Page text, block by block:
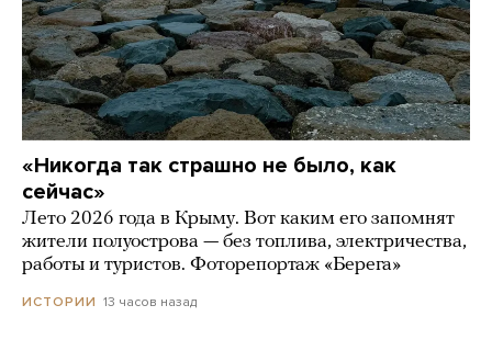
«Никогда так страшно не было, как
сейчас»
Лето 2026 года в Крыму. Вот каким его запомнят
жители полуострова — без топлива, электричества,
работы и туристов. Фоторепортаж «Берега»
ИСТОРИИ 13 часов назад